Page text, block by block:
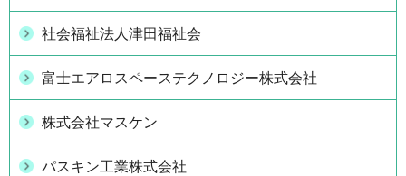
社会福祉法人津田福祉会
富士エアロスペーステクノロジー株式会社
株式会社マスケン
パスキン工業株式会社